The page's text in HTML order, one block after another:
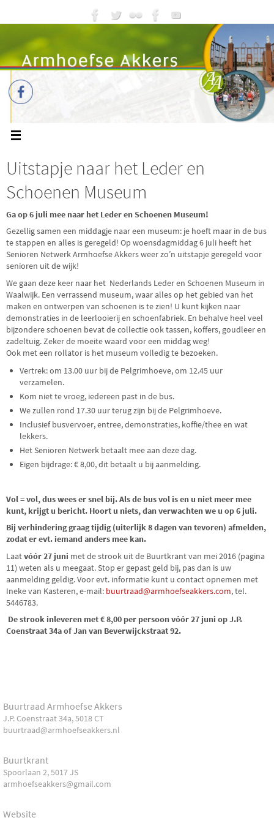
Uitstapje naar het Leder en
Schoenen Museum
Ga op 6 juli mee naar het Leder en Schoenen Museum!
Gezellig samen een middagje naar een museum: je hoeft maar in de bus
te stappen en alles is geregeld! Op woensdagmiddag 6 juli heeft het
Senioren Netwerk Armhoefse Akkers weer zo’n uitstapje geregeld voor
senioren uit de wijk!
We gaan deze keer naar het Nederlands Leder en Schoenen Museum in
Waalwijk. Een verrassend museum, waar alles op het gebied van het
maken en ontwerpen van schoenen is te zien! U kunt kijken naar
demonstraties in de leerlooierij en schoenfabriek. En behalve heel veel
bijzondere schoenen bevat de collectie ook tassen, koffers, goudleer en
zadeltuig. Zeker de moeite waard voor een middag weg!
Ook met een rollator is het museum volledig te bezoeken.
Vertrek: om 13.00 uur bij de Pelgrimhoeve, om 12.45 uur
verzamelen.
Kom niet te vroeg, iedereen past in de bus.
We zullen rond 17.30 uur terug zijn bij de Pelgrimhoeve.
Inclusief busvervoer, entree, demonstraties, koffie/thee en wat
lekkers.
Het Senioren Netwerk betaalt mee aan deze dag.
Eigen bijdrage: € 8,00, dit betaalt u bij aanmelding.
Vol = vol, dus wees er snel bij. Als de bus vol is en u niet meer mee
kunt, krijgt u bericht. Hoort u niets, dan verwachten we u op 6 juli.
Bij verhindering graag tijdig (uiterlijk 8 dagen van tevoren) afmelden,
zodat er evt. iemand anders mee kan.
Laatvóór 27 juni met de strook uit de Buurtkrant van mei 2016 (pagina
11) weten als u meegaat. Stop er gepast geld bij, pas dan is uw
aanmelding geldig. Voor evt. informatie kunt u contact opnemen met
Ineke van Kasteren, e-mail: buurtraad@armhoefseakkers.com, tel.
5446783.
De strook inleveren met € 8,00 per persoon vóór 27 juni op J.P.
Coenstraat 34a of Jan van Beverwijckstraat 92.
Buurtraad Armhoefse Akkers
J.P. Coenstraat 34a, 5018 CT
buurtraad@armhoefseakkers.nl
Buurtkrant
Spoorlaan 2, 5017 JS
armhoefseakkers@gmail.com
Website